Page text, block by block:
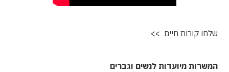
שלחו קורות חיים >>
המשרות מיועדות לנשים וגברים